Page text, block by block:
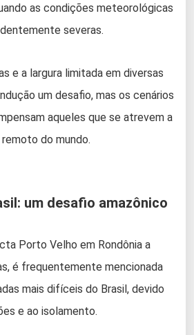
as condições meteorológicas
severas.
e a largura limitada em diversas
um desafio, mas os cenários
aqueles que se atrevem a
do mundo.
um desafio amazônico
Porto Velho em Rondônia a
é frequentemente mencionada
mais difíceis do Brasil, devido
e ao isolamento.